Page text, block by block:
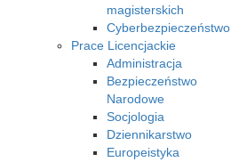
magisterskich
Cyberbezpieczeństwo
Prace Licencjackie
Administracja
Bezpieczeństwo
Narodowe
Socjologia
Dziennikarstwo
Europeistyka